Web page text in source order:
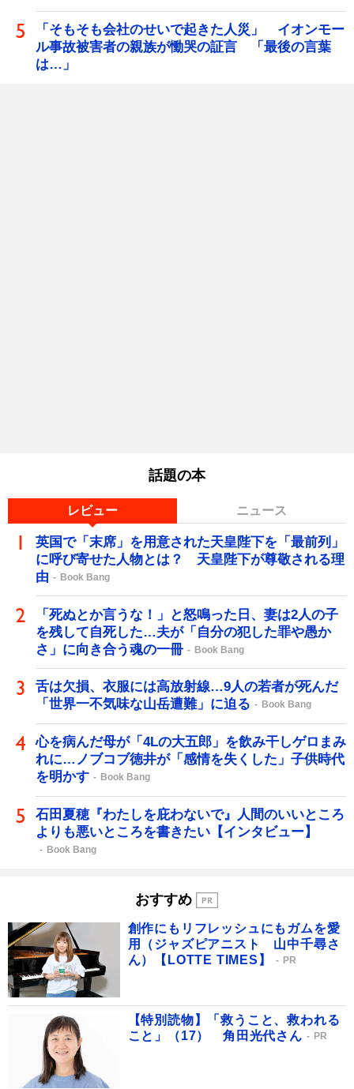
「そもそも会社のせいで起きた人災」 イオンモー
ル事故被害者の親族が慟哭の証言 「最後の言葉
は…」
話題の本
レビュー ニュース
英国で「末席」を用意された天皇陛下を「最前列」
に呼び寄せた人物とは？ 天皇陛下が尊敬される理
由
Book Bang
「死ぬとか言うな！」と怒鳴った日、妻は2人の子
を残して自死した…夫が「自分の犯した罪や愚か
さ」に向き合う魂の一冊
Book Bang
舌は欠損、衣服には高放射線…9人の若者が死んだ
「世界一不気味な山岳遭難」に迫る
Book Bang
心を病んだ母が「4Lの大五郎」を飲み干しゲロまみ
れに…ノブコブ徳井が「感情を失くした」子供時代
を明かす
Book Bang
石田夏穂『わたしを庇わないで』人間のいいところ
よりも悪いところを書きたい【インタビュー】
Book Bang
おすすめ
創作にもリフレッシュにもガムを愛
用（ジャズピアニスト 山中千尋さ
ん）【LOTTE TIMES】
PR
【特別読物】「救うこと、救われる
こと」（17） 角田光代さん
PR